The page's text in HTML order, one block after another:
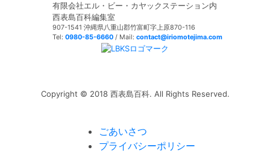
有限会社エル・ビー・カヤックステーション内
西表島百科編集室
907-1541 沖縄県八重山郡竹富町字上原870-116
Tel: 0980-85-6660 / Mail: contact@iriomotejima.com
Copyright © 2018 西表島百科. All Rights Reserved.
ごあいさつ
プライバシーポリシー